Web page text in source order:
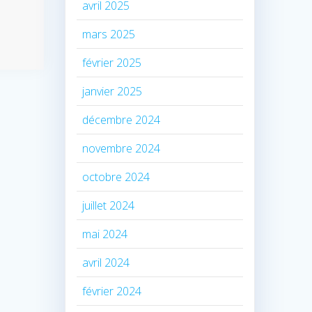
avril 2025
mars 2025
février 2025
janvier 2025
décembre 2024
novembre 2024
octobre 2024
juillet 2024
mai 2024
avril 2024
février 2024